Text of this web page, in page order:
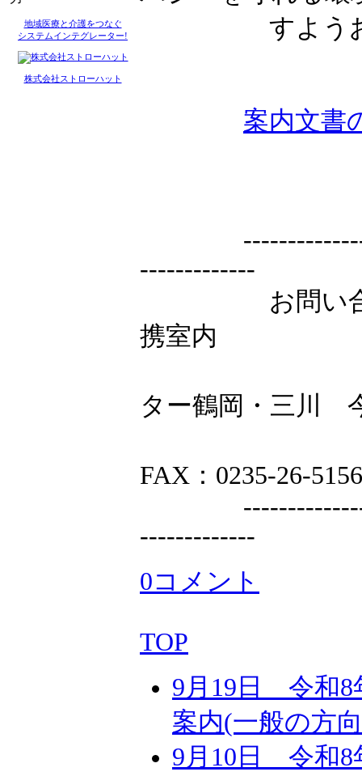
地域医療と介護をつなぐ
システムインテグレーター!
株式会社ストローハット
すようお願
案内文書
-------------
お問い合わ
携室内
ター鶴岡・三川
FAX：0235-26-5156
-------------
0コメント
TOP
9月19日 令和8
案内(一般の方
9月10日 令和8